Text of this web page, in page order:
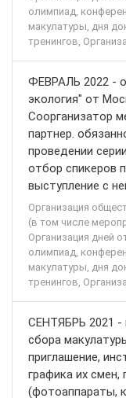
олимпиад,
макулатуры, дня
тренингов,
ФЕВРАЛЬ 2022 -
экология" от
Соорганизатор
партнер.
проведении
отбор спикеров
выступление с
Организация
(в том числе
Организация дней
олимпиад,
макулатуры, дня
тренингов,
СЕНТЯБРЬ 2021 -
сбора
приглашение,
графика их смен,
(фотоаппараты,